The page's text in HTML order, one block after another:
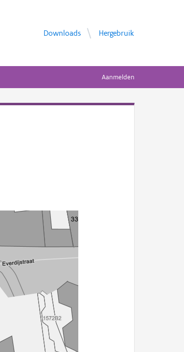
Downloads Hergebruik
Aanmelden